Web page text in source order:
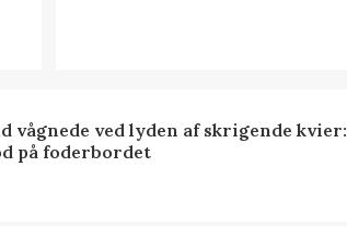
vågnede ved lyden af skrigende kvier:
på foderbordet